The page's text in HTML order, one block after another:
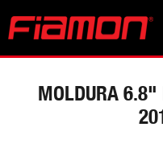
MOLDURA 6.8"